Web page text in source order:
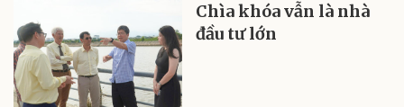
Chìa khóa vẫn là nhà
đầu tư lớn